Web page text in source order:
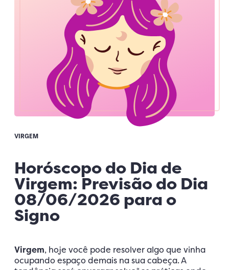
VIRGEM
Horóscopo do Dia de
Virgem: Previsão do Dia
08/06/2026 para o
Signo
Virgem, hoje você pode resolver algo que vinha
ocupando espaço demais na sua cabeça. A